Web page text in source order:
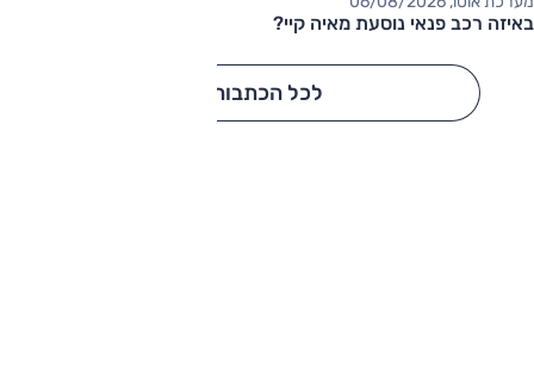
באיזה רכב פנאי נוסעת מאיה קיי?
לכל הכתבות